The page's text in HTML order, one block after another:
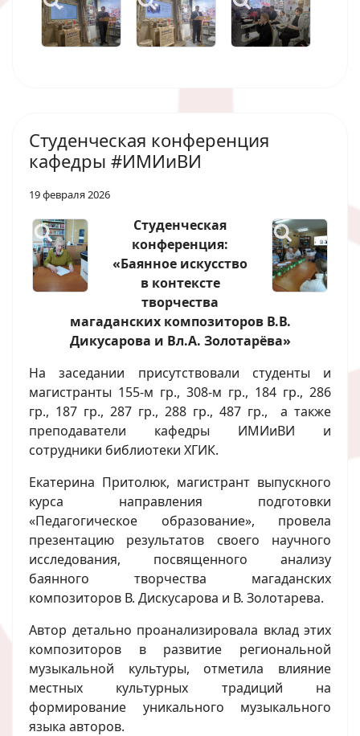
Студенческая конференция
кафедры #ИМИиВИ
19 февраля 2026
Студенческая
конференция:
«Баянное искусство
в контексте
творчества
магаданских композиторов В.В.
Дикусарова и Вл.А. Золотарёва»
На заседании присутствовали студенты и
магистранты 155-м гр., 308-м гр., 184 гр., 286
гр., 187 гр., 287 гр., 288 гр., 487 гр., а также
преподаватели кафедры ИМИиВИ и
сотрудники библиотеки ХГИК.
Екатерина Притолюк, магистрант выпускного
курса направления подготовки
«Педагогическое образование», провела
презентацию результатов своего научного
исследования, посвященного анализу
баянного творчества магаданских
композиторов В. Дискусарова и В. Золотарева.
Автор детально проанализировала вклад этих
композиторов в развитие региональной
музыкальной культуры, отметила влияние
местных культурных традиций на
формирование уникального музыкального
языка авторов.